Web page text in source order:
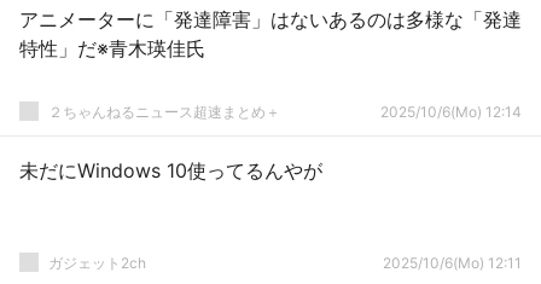
アニメーターに「発達障害」はないあるのは多様な「発達
特性」だ※青木瑛佳氏
２ちゃんねるニュース超速まとめ＋ 2025/10/6(Mo) 12:14
未だにWindows 10使ってるんやが
ガジェット2ch 2025/10/6(Mo) 12:11